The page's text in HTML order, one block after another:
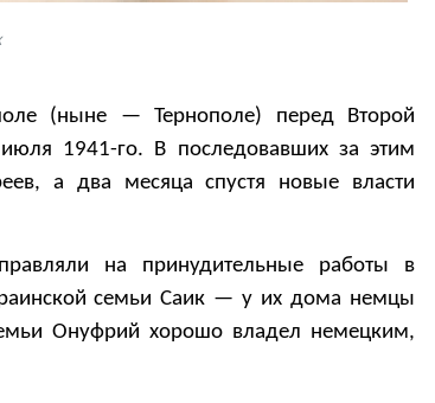
(ныне — Тернополе) перед Второй
1941-го. В последовавших за этим
а два месяца спустя новые власти
на принудительные работы в
семьи Саик — у их дома немцы
Онуфрий хорошо владел немецким,